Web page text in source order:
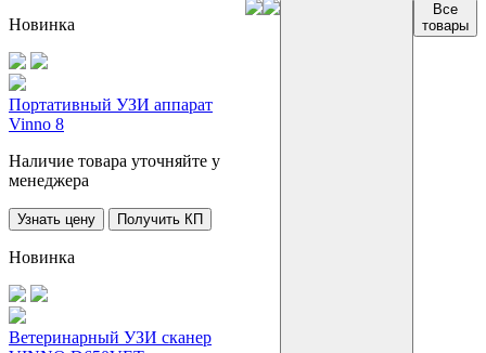
Новинка
Портативный УЗИ аппарат
Vinno 8
Наличие товара уточняйте у
менеджера
Узнать цену Получить КП
Новинка
Ветеринарный УЗИ сканер
Все
товары